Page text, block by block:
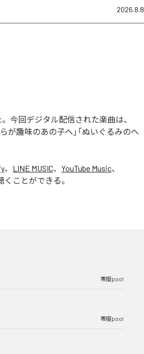
2026.8.8
今回デジタル配信された楽曲は、
が趣味のあの子へ」「ぬいぐるみのへ
、 LINE MUSIC、 YouTube Music、
ことができる。
零度pool
零度pool